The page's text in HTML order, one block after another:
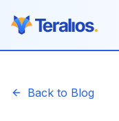
Back to Blog